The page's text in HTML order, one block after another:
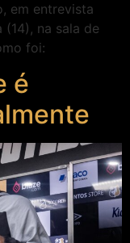
em entrevista
na sala de
foi:
é